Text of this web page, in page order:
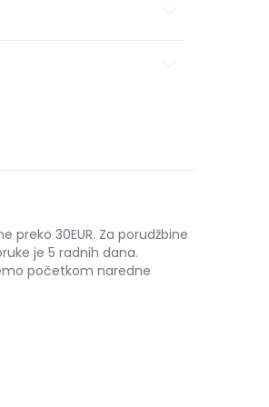
preko 30EUR. Za porudžbine
je 5 radnih dana.
početkom naredne